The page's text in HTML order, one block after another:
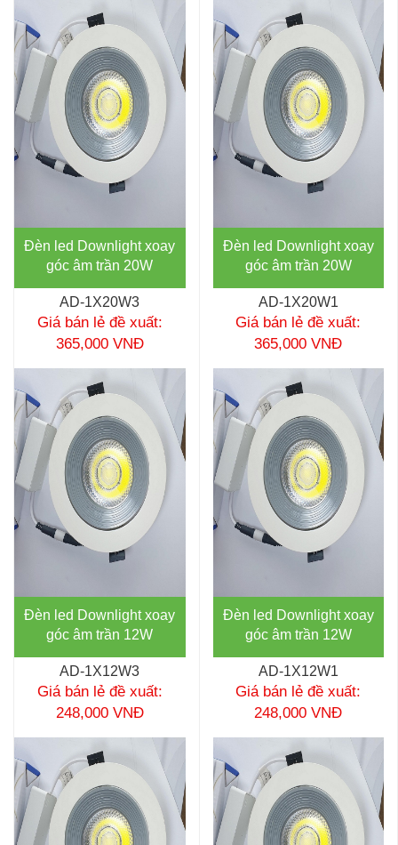
Đèn led Downlight xoay
góc âm trần 20W
AD-1X20W3
Giá bán lẻ đề xuất:
365,000 VNĐ
Đèn led Downlight xoay
góc âm trần 20W
AD-1X20W1
Giá bán lẻ đề xuất:
365,000 VNĐ
Đèn led Downlight xoay
góc âm trần 12W
AD-1X12W3
Giá bán lẻ đề xuất:
248,000 VNĐ
Đèn led Downlight xoay
góc âm trần 12W
AD-1X12W1
Giá bán lẻ đề xuất:
248,000 VNĐ